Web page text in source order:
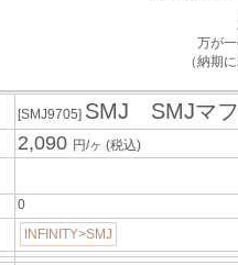
万が
（納期
[SMJ9705] SMJ SMJマ
2,090 円/ヶ (税込)
0
INFINITY>SMJ